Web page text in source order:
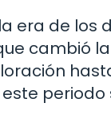
era de
cambió